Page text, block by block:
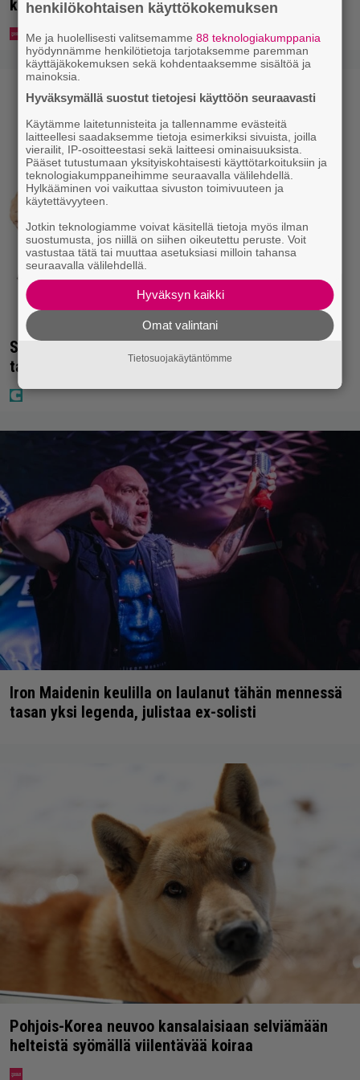
keskustaan
Seiska: Laulaja Frederik lyttäsi Eput – johan oli
taas kielen käyttöä
Iron Maidenin keulilla on laulanut tähän mennessä
tasan yksi legenda, julistaa ex-solisti
Pohjois-Korea neuvoo kansalaisiaan selviämään
helteistä syömällä viilentävää koiraa
henkilökohtaisen käyttökokemuksen
Me ja huolellisesti valitsemamme88 teknologiakumppania
hyödynnämme henkilötietoja tarjotaksemme paremman
käyttäjäkokemuksen sekä kohdentaaksemme sisältöä ja
mainoksia.
Hyväksymällä suostut tietojesi käyttöön seuraavasti
Käytämme laitetunnisteita ja tallennamme evästeitä
laitteellesi saadaksemme tietoja esimerkiksi sivuista, joilla
vierailit, IP-osoitteestasi sekä laitteesi ominaisuuksista.
Pääset tutustumaan yksityiskohtaisesti käyttötarkoituksiin ja
teknologiakumppaneihimme seuraavalla välilehdellä.
Hylkääminen voi vaikuttaa sivuston toimivuuteen ja
käytettävyyteen.
Jotkin teknologiamme voivat käsitellä tietoja myös ilman
suostumusta, jos niillä on siihen oikeutettu peruste. Voit
vastustaa tätä tai muuttaa asetuksiasi milloin tahansa
seuraavalla välilehdellä.
Hyväksyn kaikki
Omat valintani
Tietosuojakäytäntömme